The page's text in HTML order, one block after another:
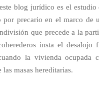
blog jurídico es el estudio
por precario en el marco de
que precede a la
insta el desalojo
la vivienda ocupada
masas hereditarias.